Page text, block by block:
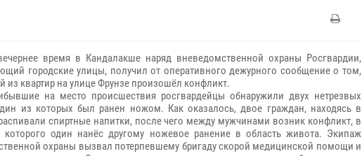
время в Кандалакше наряд вневедомственной охраны Росгвардии,
городские улицы, получил от оперативного дежурного сообщение о том,
из квартир на улице Фрунзе произошёл конфликт.
на место происшествия росгвардейцы обнаружили двух нетрезвых
из которых был ранен ножом. Как оказалось, двое граждан, находясь в
спиртные напитки, после чего между мужчинами возник конфликт, в
которого один нанёс другому ножевое ранение в область живота. Экипаж
охраны вызвал потерпевшему бригаду скорой медицинской помощи и